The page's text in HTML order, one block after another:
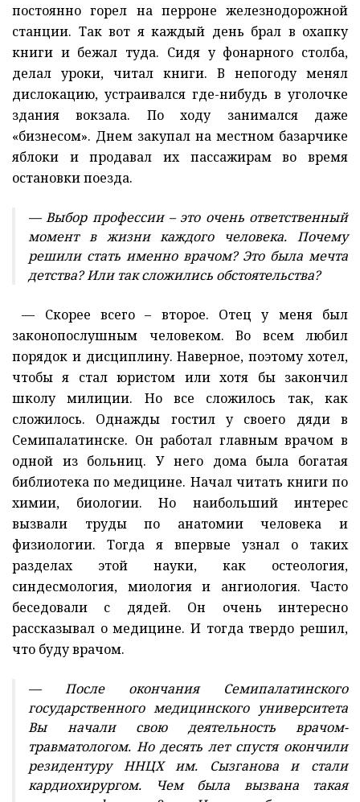
постоянно горел на перроне железнодорожной
станции. Так вот я каждый день брал в охапку
книги и бежал туда. Сидя у фонарного столба,
делал уроки, читал книги. В непогоду менял
дислокацию, устраивался где-нибудь в уголочке
здания вокзала. По ходу занимался даже
«бизнесом». Днем закупал на местном базарчике
яблоки и продавал их пассажирам во время
остановки поезда.
— Выбор профессии – это очень ответственный
момент в жизни каждого человека. Почему
решили стать именно врачом? Это была мечта
детства? Или так сложились обстоятельства?
— Скорее всего – второе. Отец у меня был
законопослушным человеком. Во всем любил
порядок и дисциплину. Наверное, поэтому хотел,
чтобы я стал юристом или хотя бы закончил
школу милиции. Но все сложилось так, как
сложилось. Однажды гостил у своего дяди в
Семипалатинске. Он работал главным врачом в
одной из больниц. У него дома была богатая
библиотека по медицине. Начал читать книги по
химии, биологии. Но наибольший интерес
вызвали труды по анатомии человека и
физиологии. Тогда я впервые узнал о таких
разделах этой науки, как остеология,
синдесмология, миология и ангиология. Часто
беседовали с дядей. Он очень интересно
рассказывал о медицине. И тогда твердо решил,
что буду врачом.
— После окончания Семипалатинского
государственного медицинского университета
Вы начали свою деятельность врачом-
травматологом. Но десять лет спустя окончили
резидентуру ННЦХ им. Сызганова и стали
кардиохирургом. Чем была вызвана такая